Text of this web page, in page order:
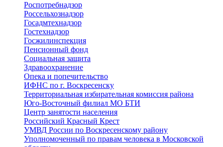
Роспотребнадзор
Россельхознадзор
Госадмтехнадзор
Гостехнадзор
Госжилинспекция
Пенсионный фонд
Социальная защита
Здравоохранение
Опека и попечительство
ИФНС по г. Воскресенску
Территориальная избирательная комиссия района
Юго-Восточный филиал МО БТИ
Центр занятости населения
Российский Красный Крест
УМВД России по Воскресенскому району
Уполномоченный по правам человека в Московской